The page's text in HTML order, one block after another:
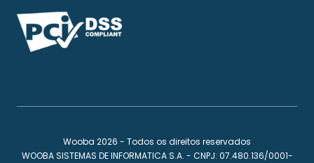
Wooba 2026 - Todos os direitos reservados
WOOBA SISTEMAS DE INFORMATICA S.A. - CNPJ: 07.480.136/0001-